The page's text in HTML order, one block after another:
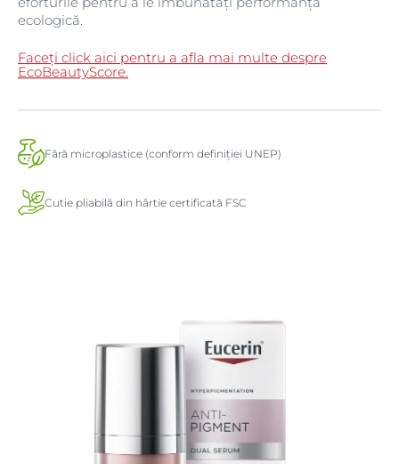
ecologică.
Faceți click aici pentru a afla mai multe despre
EcoBeautyScore.
Fără microplastice (conform definiției UNEP)
Cutie pliabilă din hârtie certificată FSC